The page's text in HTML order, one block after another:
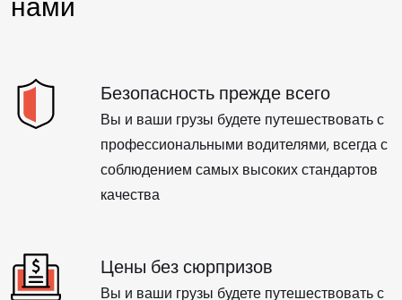
Безопасность прежде всего
Вы и ваши грузы будете путешествовать с
профессиональными водителями, всегда с
соблюдением самых высоких стандартов
качества
Цены без сюрпризов
Вы и ваши грузы будете путешествовать с